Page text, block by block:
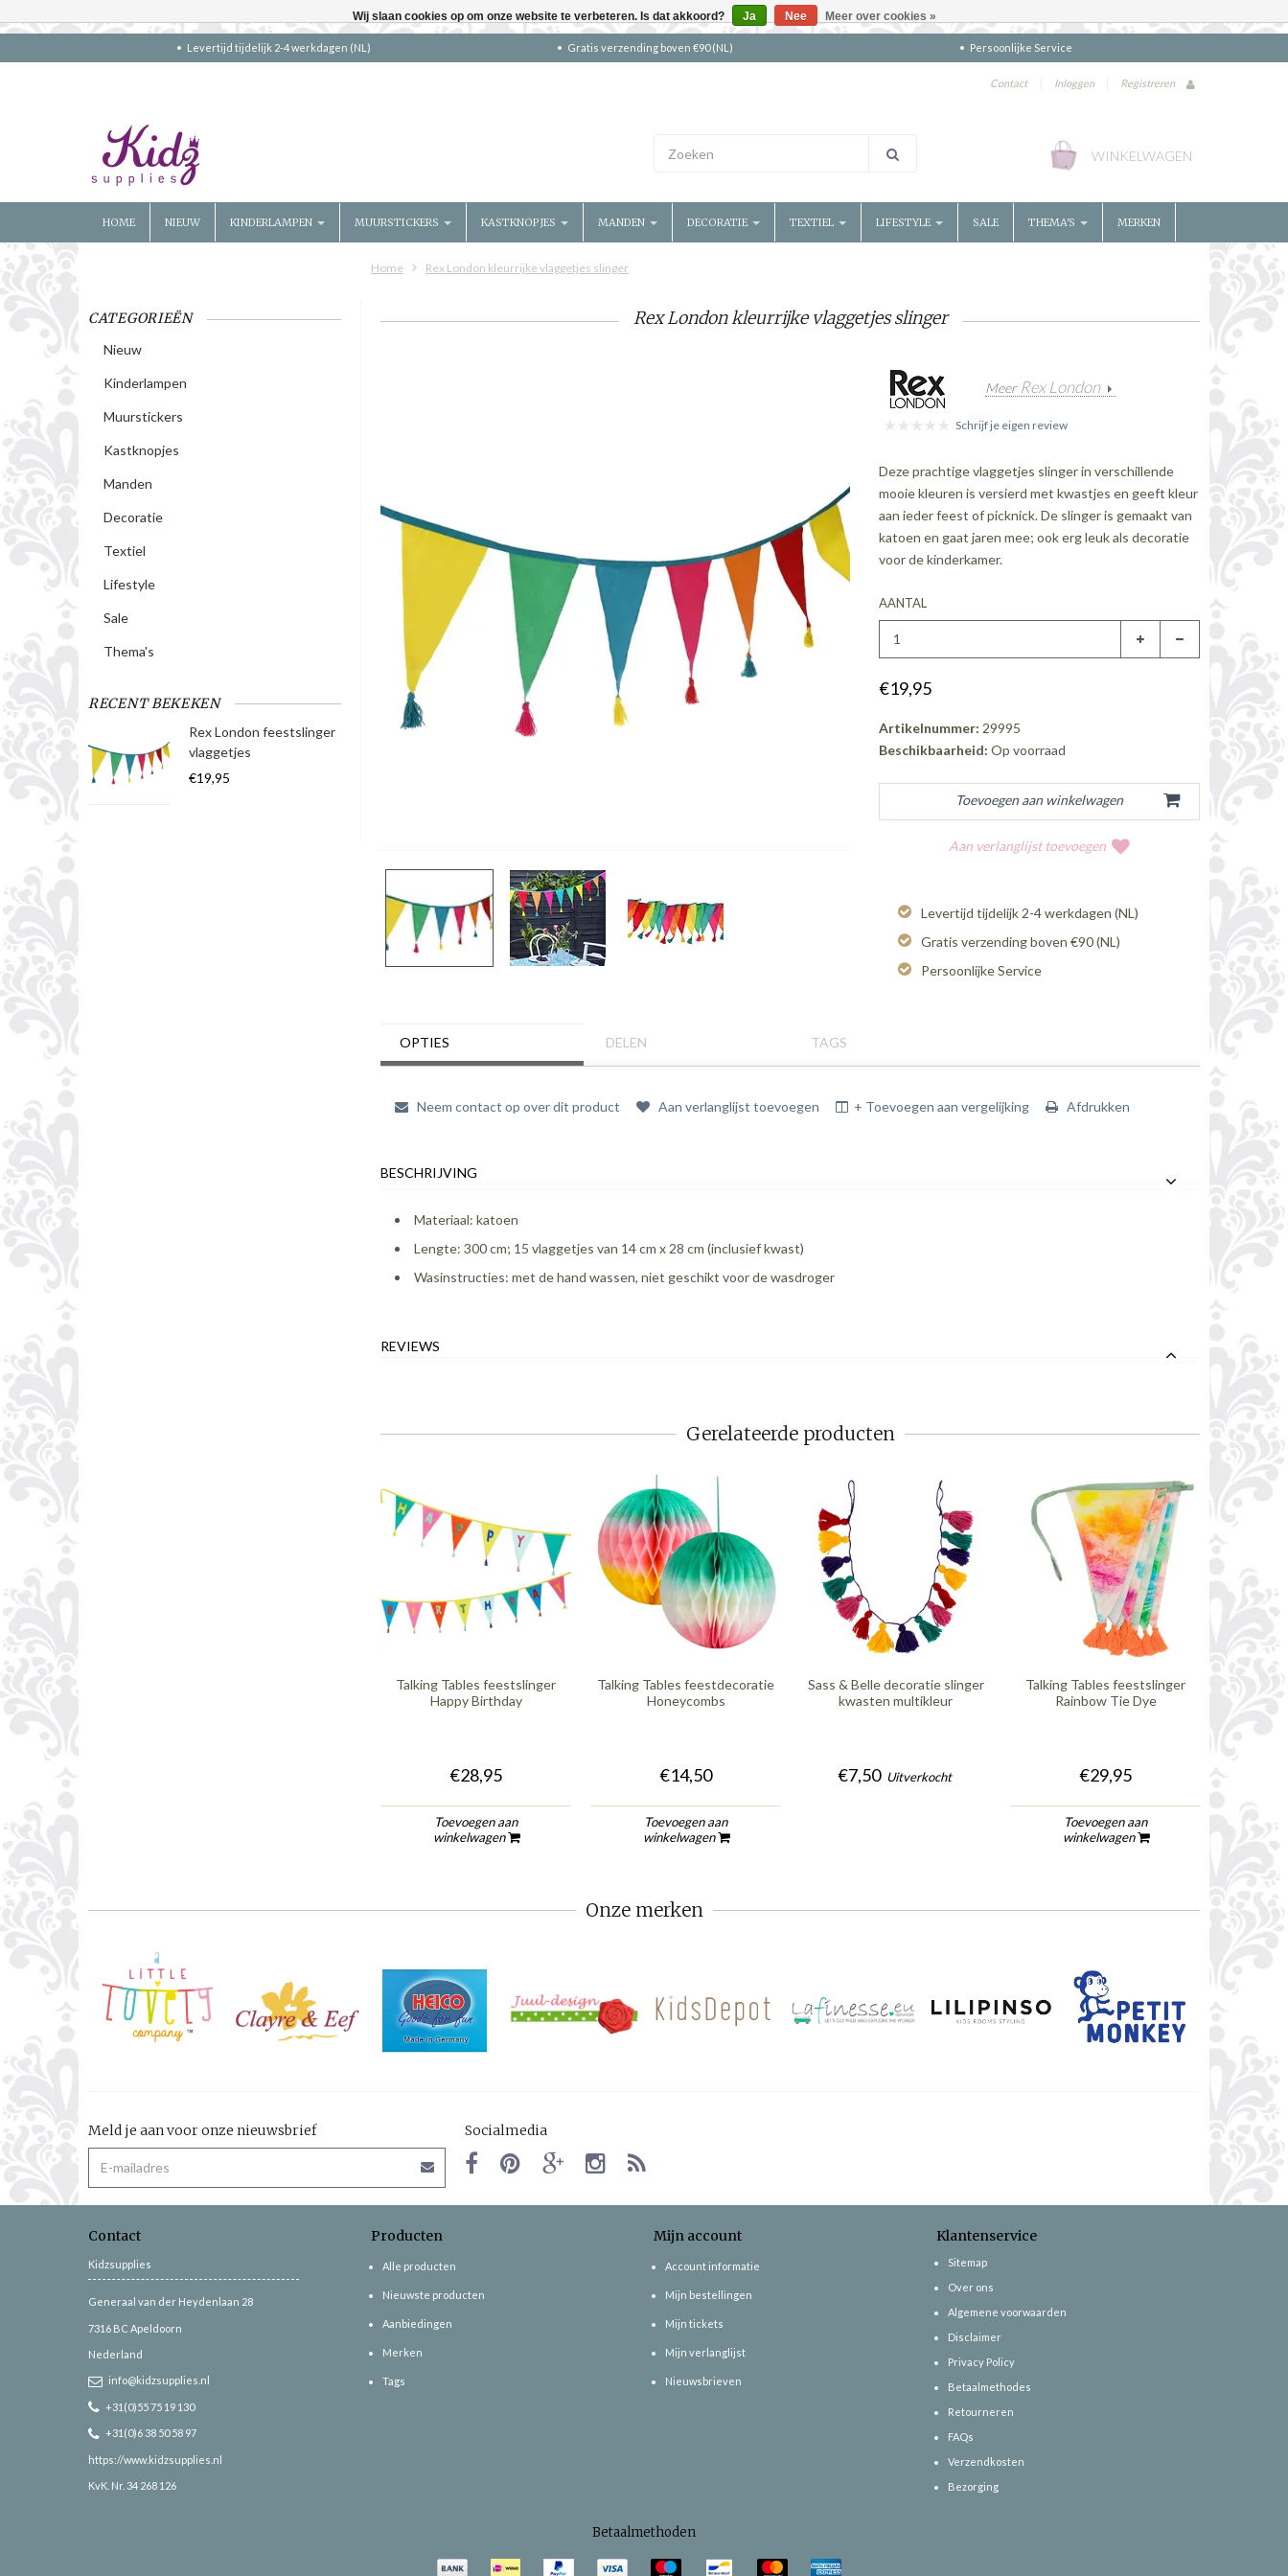
Levertijd tijdelijk 2-4 werkdagen (NL) Gratis verzending boven €90 (NL) Persoonlijke Service
Contact | Inloggen | Registreren
WINKELWAGEN
HOME NIEUW KINDERLAMPEN MUURSTICKERS KASTKNOPJES MANDEN DECORATIE TEXTIEL LIFESTYLE SALE THEMA'S MERKEN
Home Rex London kleurrijke vlaggetjes slinger
CATEGORIEËN
Nieuw
Kinderlampen
Muurstickers
Kastknopjes
Manden
Decoratie
Textiel
Lifestyle
Sale
Thema's
RECENT BEKEKEN
Rex London feestslinger
vlaggetjes
€19,95
Rex London kleurrijke vlaggetjes slinger
Meer Rex London
Schrijf je eigen review
Deze prachtige vlaggetjes slinger in verschillende
mooie kleuren is versierd met kwastjes en geeft kleur
aan ieder feest of picknick. De slinger is gemaakt van
katoen en gaat jaren mee; ook erg leuk als decoratie
voor de kinderkamer.
AANTAL
€19,95
Artikelnummer: 29995
Beschikbaarheid: Op voorraad
Aan verlanglijst toevoegen
Levertijd tijdelijk 2-4 werkdagen (NL)
Gratis verzending boven €90 (NL)
Persoonlijke Service
OPTIES DELEN TAGS
Neem contact op over dit product Aan verlanglijst toevoegen + Toevoegen aan vergelijking Afdrukken
BESCHRIJVING
Materiaal: katoen
Lengte: 300 cm; 15 vlaggetjes van 14 cm x 28 cm (inclusief kwast)
Wasinstructies: met de hand wassen, niet geschikt voor de wasdroger
REVIEWS
Gerelateerde producten
Talking Tables feestslinger
Happy Birthday
€28,95
Toevoegen aan
winkelwagen
Talking Tables feestdecoratie
Honeycombs
€14,50
Toevoegen aan
winkelwagen
Sass & Belle decoratie slinger
kwasten multikleur
€7,50 Uitverkocht
Talking Tables feestslinger
Rainbow Tie Dye
€29,95
Toevoegen aan
winkelwagen
Rice
Onze merken
Meld je aan voor onze nieuwsbrief Socialmedia
Contact
Kidzsupplies
Generaal van der Heydenlaan 28
7316 BC Apeldoorn
Nederland
info@kidzsupplies.nl
+31(0)55 75 19 130
+31(0)6 38 50 58 97
https://www.kidzsupplies.nl
KvK. Nr. 34 268 126
Producten
Alle producten
Nieuwste producten
Aanbiedingen
Merken
Tags
Mijn account
Account informatie
Mijn bestellingen
Mijn tickets
Mijn verlanglijst
Nieuwsbrieven
Klantenservice
Sitemap
Over ons
Algemene voorwaarden
Disclaimer
Privacy Policy
Betaalmethodes
Retourneren
FAQs
Verzendkosten
Bezorging
Betaalmethoden
Wij slaan cookies op om onze website te verbeteren. Is dat akkoord? Ja Nee Meer over cookies »